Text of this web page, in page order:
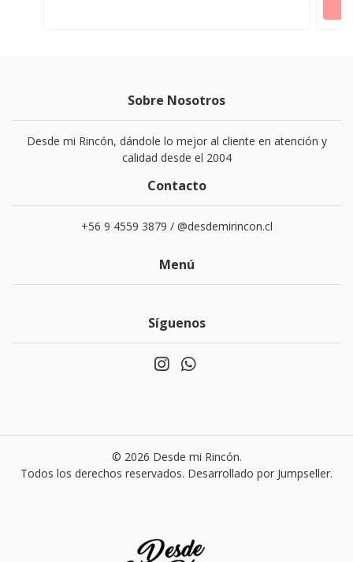
Sobre Nosotros
Desde mi Rincón, dándole lo mejor al cliente en atención y
calidad desde el 2004
Contacto
+56 9 4559 3879 / @desdemirincon.cl
Menú
Síguenos
© 2026 Desde mi Rincón.
Todos los derechos reservados. Desarrollado por Jumpseller.